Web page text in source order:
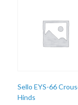
Sello EYS-66
Hinds